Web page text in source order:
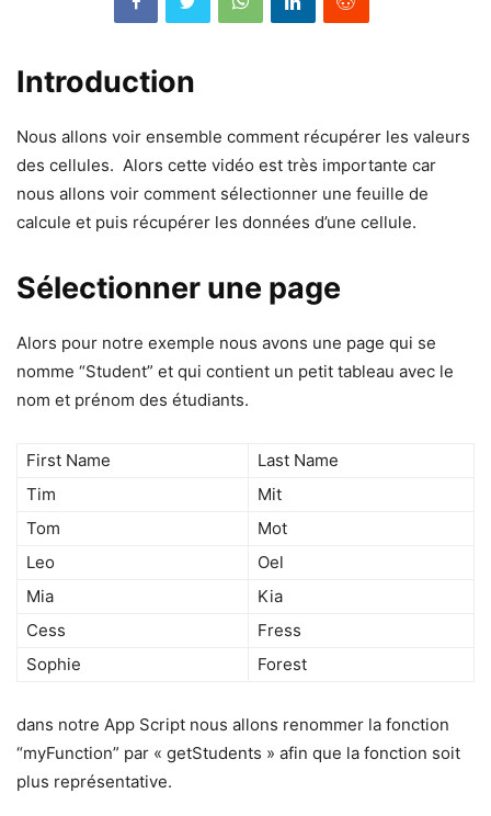
Introduction
Nous allons voir ensemble comment récupérer les valeurs
des cellules. Alors cette vidéo est très importante car
nous allons voir comment sélectionner une feuille de
calcule et puis récupérer les données d’une cellule.
Sélectionner une page
Alors pour notre exemple nous avons une page qui se
nomme “Student” et qui contient un petit tableau avec le
nom et prénom des étudiants.
First Name
Last Name
Tim
Mit
Tom
Mot
Leo
Oel
Mia
Kia
Cess
Fress
Sophie
Forest
dans notre App Script nous allons renommer la fonction
“myFunction” par « getStudents » afin que la fonction soit
plus représentative.